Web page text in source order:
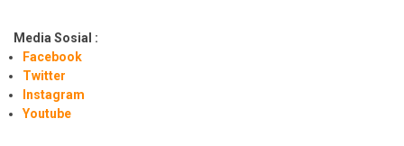
Media Sosial :
Facebook
Twitter
Instagram
Youtube